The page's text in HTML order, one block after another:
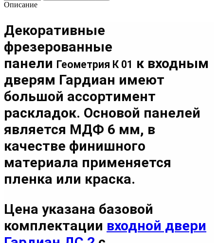
Описание
Декоративные
фрезерованные
панели Геометрия К 01 к входным
дверям Гардиан имеют
большой ассортимент
раскладок. Основой панелей
является МДФ 6 мм, в
качестве финишного
материала применяется
пленка или краска.
Цена указана базовой
комплектации входной двери